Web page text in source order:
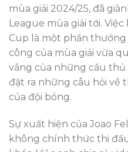
mùa giải 2024/25, đã
League mùa giải tới.
Cup là một phần
công của mùa giải vừa
vắng của những cầu thủ
đặt ra những câu hỏi về
của đội bóng.
Sự xuất hiện của Joao
không chính thức thi